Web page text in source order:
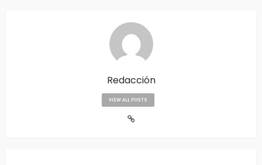
Redacción
VIEW ALL POSTS